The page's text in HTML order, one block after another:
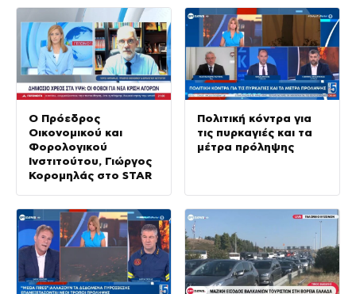
Ο Πρόεδρος
Οικονομικού και
Φορολογικού
Ινστιτούτου, Γιώργος
Κορομηλάς στο STAR
Πολιτική κόντρα για
τις πυρκαγιές και τα
μέτρα πρόληψης